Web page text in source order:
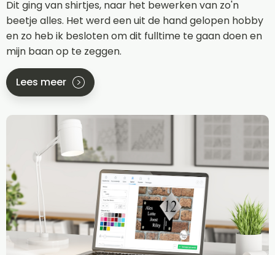
Dit ging van shirtjes, naar het bewerken van zo'n
beetje alles. Het werd een uit de hand gelopen hobby
en zo heb ik besloten om dit fulltime te gaan doen en
mijn baan op te zeggen.
Lees meer